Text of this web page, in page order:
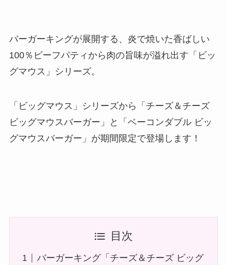
バーガーキングが展開する、炎で焼いた香ばしい
100％ビーフパティから肉の旨味が溢れ出す「ビッ
グマウス」シリーズ。
「ビッグマウス」シリーズから「チーズ＆チーズ
ビッグマウスバーガー」と「ベーコンダブル ビッ
グマウスバーガー」が期間限定で登場します！
目次
バーガーキング「チーズ＆チーズ ビッグ